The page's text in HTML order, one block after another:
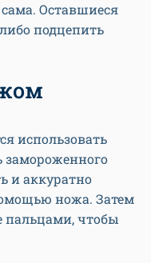
Оставшиеся
подцепить
использовать
замороженного
и аккуратно
ножа. Затем
пальцами, чтобы